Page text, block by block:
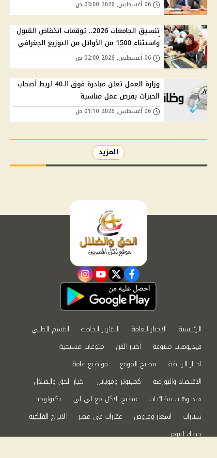
تنسيق الجامعات 2026.. توقعات انخفاض القبول
واستثناء 1500 من الأوائل من التوزيع الجغرافي
وزارة العمل تعلن مبادرة فوق الـ40 لربط أصحاب
الخبرات بفرص عمل مناسبة
المزيد
facebook
twitter
youtube
instagram
الرئيسية الاخبار العامة التقارير الخاصة
القسم الطبي
فيديوهات متنوعة
اخبار الفن
منوعات مسيحية
اخبار الرياضة
مطبخ الموقع
مواضيع عامة
الاقتصاد والبورصة
كمبيوتر وموبايل
اخبار الحق والضلال
فيديوهات فضائيات
مطبخ الاكل مع لى لى
تكنولوجيا
سيارات
اسعار وعروض عقارات في مصر
الابراج الفلكية
حظك اليوم